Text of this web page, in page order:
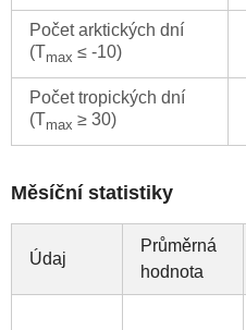
Počet arktických dní
(Tmax ≤ -10)
Počet tropických dní
(Tmax ≥ 30)
Měsíční statistiky
Údaj
Průměrná
hodnota